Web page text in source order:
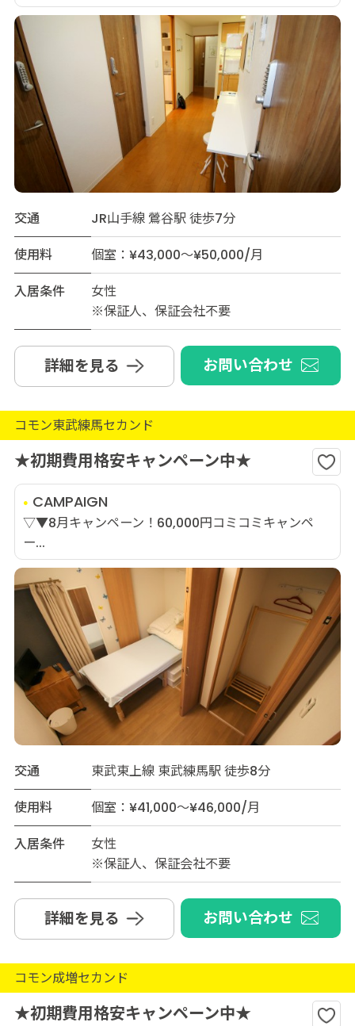
交通
JR山手線 鶯谷駅 徒歩7分
使用料
個室：¥43,000～¥50,000/月
入居条件
女性
※保証人、保証会社不要
詳細を見る お問い合わせ
コモン東武練馬セカンド
★初期費用格安キャンペーン中★
CAMPAIGN
▽▼8月キャンペーン！60,000円コミコミキャンペ
ー...
交通
東武東上線 東武練馬駅 徒歩8分
使用料
個室：¥41,000～¥46,000/月
入居条件
女性
※保証人、保証会社不要
詳細を見る お問い合わせ
コモン成増セカンド
★初期費用格安キャンペーン中★